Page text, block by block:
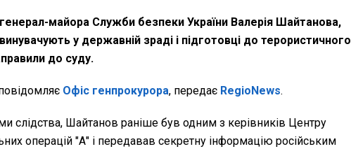
майора Служби безпеки України Валерія Шайтанова,
у державній зраді і підготовці до терористичного
до суду.
Офіс генпрокурора, передає RegioNews.
слідства, Шайтанов раніше був одним з керівників Центру
операцій "А" і передавав секретну інформацію російським